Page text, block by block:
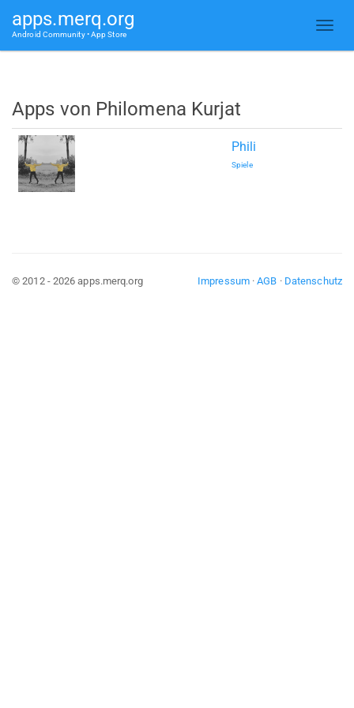
apps.merq.org
Android Community • App Store
Apps von Philomena Kurjat
Phili
Spiele
Impressum·AGB · Datenschutz
© 2012 - 2026 apps.merq.org